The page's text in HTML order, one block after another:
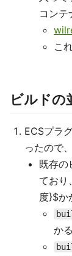
コンテ
こ
ビルドの
ECSプラ
ったので
既存の
てお
度}$か
か